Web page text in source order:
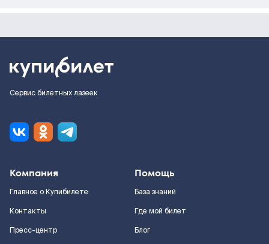
Сервис билетных лазеек
Компания
Главное о Купибилете
Контакты
Пресс-центр
Помощь
База знаний
Где мой билет
Блог